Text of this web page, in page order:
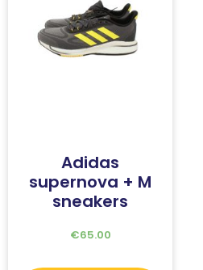
Adidas
supernova + M
sneakers
€65.00